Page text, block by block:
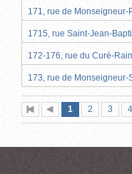
171, rue de Monseigneur-
1715, rue Saint-Jean-
172-176, rue du Curé-
173, rue de Monseigneur-
Première
page
Page
précédente
Page
1 (page
actuelle)
Page
2 Page
3 4